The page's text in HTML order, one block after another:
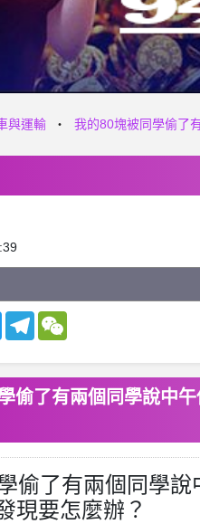
與運輸 我的80塊被同學偷了
TwitterTelegram
偷了有兩個同學說中
偷了有兩個同學
現要怎麼辦？